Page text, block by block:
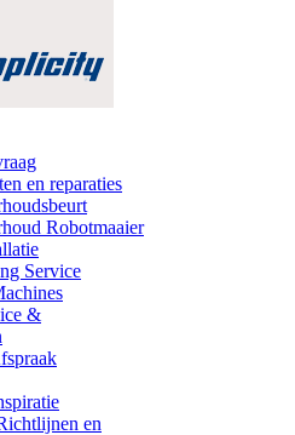
en reparaties
Robotmaaier
Service
&
en